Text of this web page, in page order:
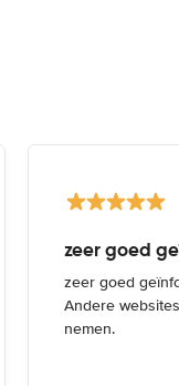
zeer goed
zeer goed
Andere
nemen.